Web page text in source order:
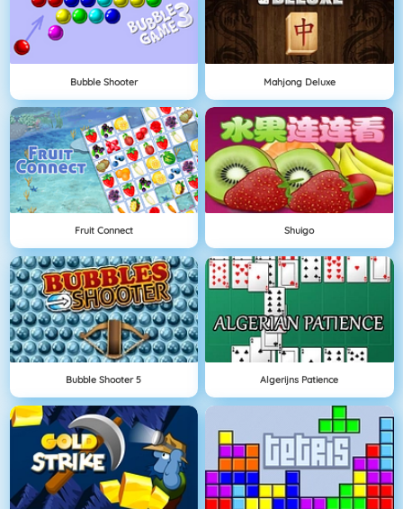
Bubble Shooter Mahjong Deluxe
Fruit Connect Shuigo
Bubble Shooter 5 Algerijns Patience